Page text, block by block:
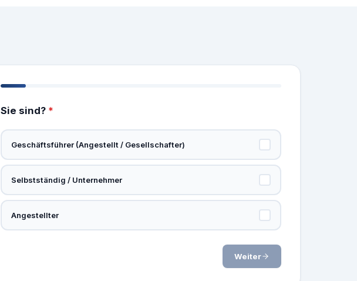
Sie sind? *
Geschäftsführer (Angestellt / Gesellschafter)
Selbstständig / Unternehmer
Angestellter
Weiter